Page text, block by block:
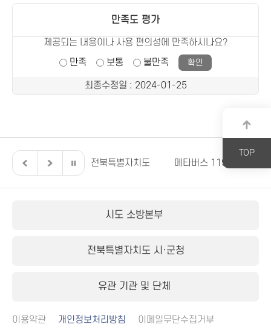
만족도 평가
제공되는 내용이나 사용 편의성에 만족하시나요?
만족
보통 불만족
최종수정일 : 2024-01-25
TOP
특별자치도의회 전북특별자치도 메타버스 119안전교육
시도 소방본부
전북특별자치도 시·군청
유관 기관 및 단체
이용약관 개인정보처리방침 이메일무단수집거부